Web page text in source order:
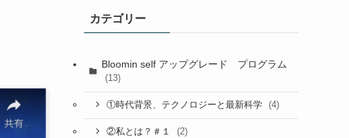
カテゴリー
Bloomin self アップグレード プログラム
(13)
①時代背景、テクノロジーと最新科学 (4)
②私とは？＃１ (2)